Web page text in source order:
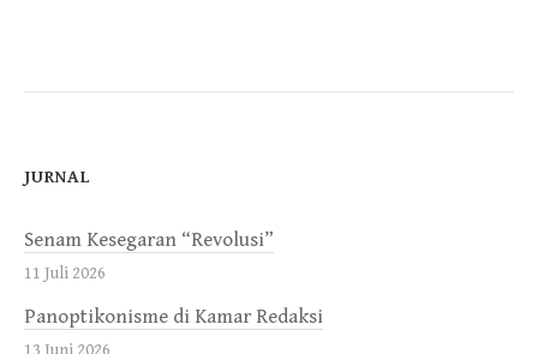
JURNAL
Senam Kesegaran “Revolusi”
11 Juli 2026
Panoptikonisme di Kamar Redaksi
13 Juni 2026